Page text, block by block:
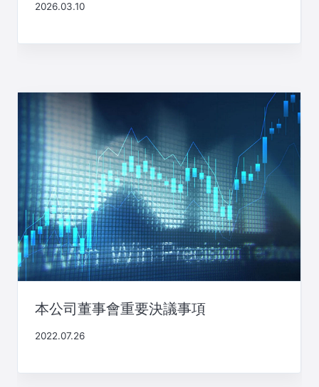
2026.03.10
本公司董事會重要決議事項
2022.07.26